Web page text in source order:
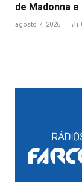
de Madonna
agosto 7, 2026